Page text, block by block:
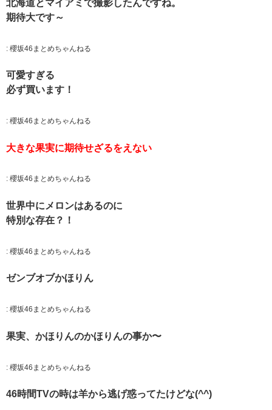
北海道とマイアミで撮影したんですね。
期待大です～
: 櫻坂46まとめちゃんねる
可愛すぎる
必ず買います！
: 櫻坂46まとめちゃんねる
大きな果実に期待せざるをえない
: 櫻坂46まとめちゃんねる
世界中にメロンはあるのに
特別な存在？！
: 櫻坂46まとめちゃんねる
ゼンブオブかほりん
: 櫻坂46まとめちゃんねる
果実、かほりんのかほりんの事か〜
: 櫻坂46まとめちゃんねる
46時間TVの時は羊から逃げ惑ってたけどな(^^)